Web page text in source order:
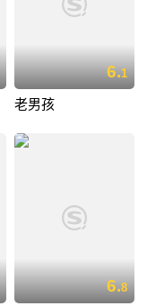
6.1
老男孩
6.8